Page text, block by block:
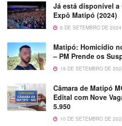
Já está disponível a
Expô Matipó (2024)
6 DE SETEMBRO DE 2024
Matipó: Homicídio
– PM Prende os
19 DE SETEMBRO DE
Câmara de Matipó
Edital com Nove
5.950
10 DE SETEMBRO DE